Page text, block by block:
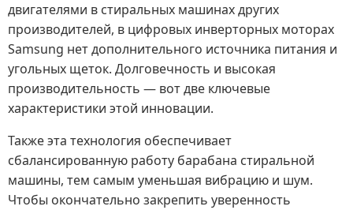
двигателями в стиральных машинах других
производителей, в цифровых инверторных моторах
Samsung нет дополнительного источника питания и
угольных щеток. Долговечность и высокая
производительность — вот две ключевые
характеристики этой инновации.
Также эта технология обеспечивает
сбалансированную работу барабана стиральной
машины, тем самым уменьшая вибрацию и шум.
Чтобы окончательно закрепить уверенность